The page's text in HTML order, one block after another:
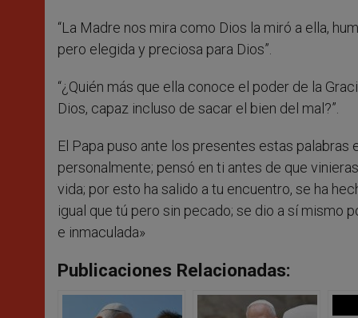
“La Madre nos mira como Dios la miró a ella,
pero elegida y preciosa para Dios”.
“¿Quién más que ella conoce el poder de la
Dios, capaz incluso de sacar el bien del mal?”.
El Papa puso ante los presentes estas palabras
personalmente; pensó en ti antes de que
vida; por esto ha salido a tu encuentro, se ha
igual que tú pero sin pecado; se dio a sí mismo
e inmaculada»
Publicaciones Relacionadas: